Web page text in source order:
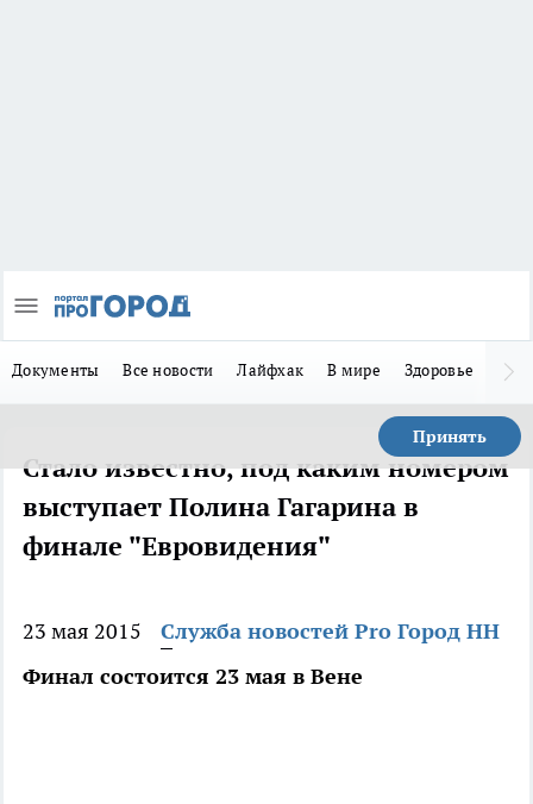
Документы Все новости Лайфхак В мире Здоровье
Принять
Стало известно, под каким номером
выступает Полина Гагарина в
финале "Евровидения"
23 мая 2015
Служба новостей Pro Город НН
Финал состоится 23 мая в Вене